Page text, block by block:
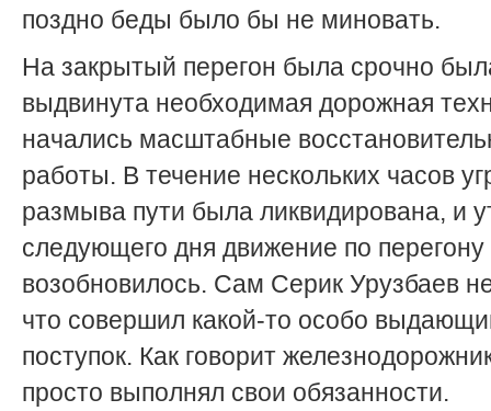
поздно беды было бы не миновать.
На закрытый перегон была срочно
выдвинута необходимая дорожная
начались масштабные
работы. В течение нескольких часов
размыва пути была ликвидирована, и
следующего дня движение по перегону
возобновилось. Сам Серик Урузбаев
что совершил какой-то особо
поступок. Как говорит
просто выполнял свои обязанности.